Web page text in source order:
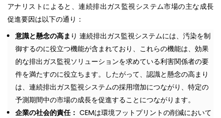
アナリストによると、連続排出ガス監視システム市場の主な成長
促進要因は以下の通り：
意識と懸念の高ま り 連続排出ガス監視システムには、汚染を制
御するのに役立つ機能が含まれており、これらの機能は、効果
的な排出ガス監視ソリューションを求めている利害関係者の要
件を満たすのに役立ちます。したがって、認識と懸念の高まり
は、連続排出ガス監視システムの採用増加につながり、特定の
予測期間中の市場の成長を促進することにつながります。
企業の社会的責任： CEMは環境フットプリントの削減において